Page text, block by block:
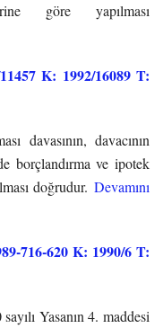
göre yapılması
K: 1992/16089 T:
davasının, davacının
borçlandırma ve ipotek
doğrudur. Devamını
716-620 K: 1990/6 T:
Yasanın 4. maddesi